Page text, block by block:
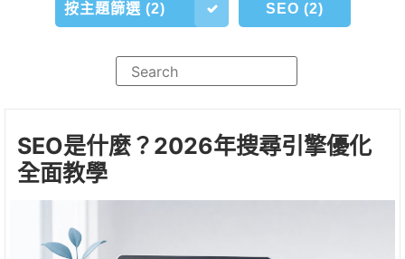
按主題篩選 (2) SEO (2)
SEO是什麼？2026年搜尋引擎優化
全面教學